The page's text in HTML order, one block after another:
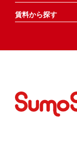
賃料から探す